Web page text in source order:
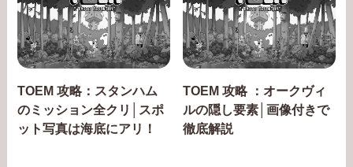
TOEM 攻略：スタンハム
のミッション全クリ│スポ
ット写真は海底にアリ！
TOEM 攻略 ：オークヴィ
ルの隠し要素│画像付きで
徹底解説